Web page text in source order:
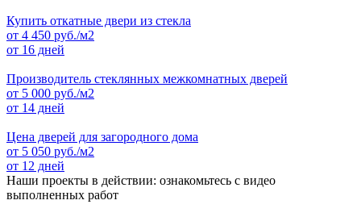
Купить откатные двери из стекла
от 4 450 руб./м2
от 16 дней
Производитель стеклянных межкомнатных дверей
от 5 000 руб./м2
от 14 дней
Цена дверей для загородного дома
от 5 050 руб./м2
от 12 дней
Наши проекты в действии: ознакомьтесь с видео
выполненных работ